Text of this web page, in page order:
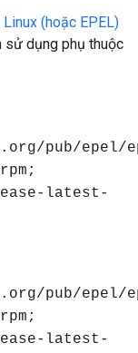
(hoặc EPEL)
sử dụng phụ thuộc
pub/epel/
latest-
pub/epel/
latest-